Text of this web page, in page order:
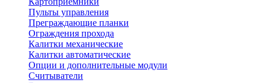
Пульты управления
Преграждающие планки
Ограждения прохода
Калитки механические
Калитки автоматические
Опции и дополнительные модули
Считыватели